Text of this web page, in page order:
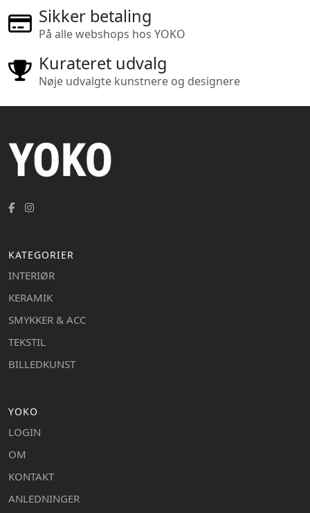
Sikker betaling
På alle webshops hos YOKO
Kurateret udvalg
Nøje udvalgte kunstnere og designere
KATEGORIER
INTERIØR
KERAMIK
SMYKKER & ACC
TEKSTIL
BILLEDKUNST
YOKO
LOGIN
OM
KONTAKT
ANLEDNINGER